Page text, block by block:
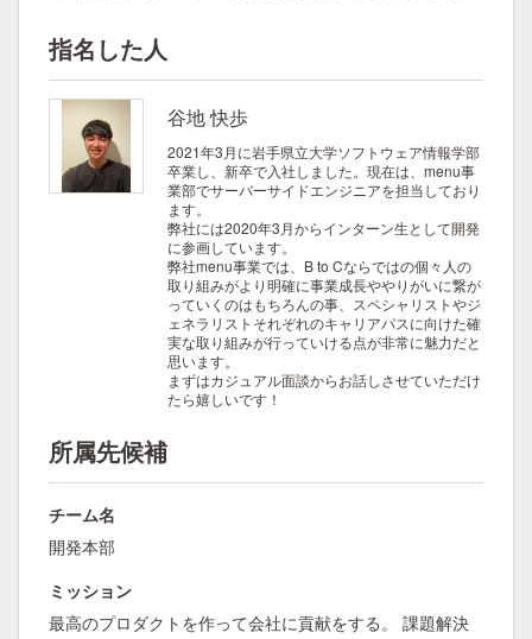
指名した人
谷地 快歩
2021年3月に岩手県立大学ソフトウェア情報学部
卒業し、新卒で入社しました。現在は、menu事
業部でサーバーサイドエンジニアを担当しており
ます。
弊社には2020年3月からインターン生として開発
に参画しています。
弊社menu事業では、B to Cならではの個々人の
取り組みがより明確に事業成長ややりがいに繋が
っていくのはもちろんの事、スペシャリストやジ
ェネラリストそれぞれのキャリアパスに向けた確
実な取り組みが行っていける点が非常に魅力だと
思います。
まずはカジュアル面談からお話しさせていただけ
たら嬉しいです！
所属先候補
チーム名
開発本部
ミッション
最高のプロダクトを作って会社に貢献をする。 課題解決